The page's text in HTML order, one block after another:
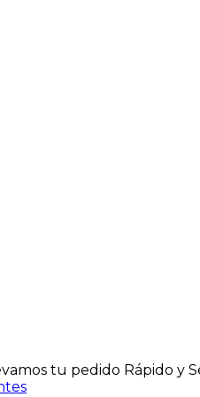
tu pedido Rápido y